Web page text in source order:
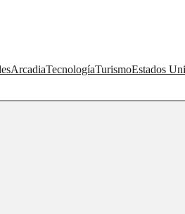
ArcadiaTecnologíaTurismoEstados